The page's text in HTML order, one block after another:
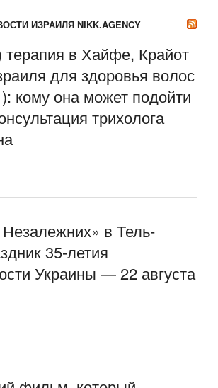
ИЗРАИЛЯ NIKK.AGENCY
в Хайфе, Крайот
для здоровья волос
трихолога
в Тель-
35-летия
Украины — 22 августа